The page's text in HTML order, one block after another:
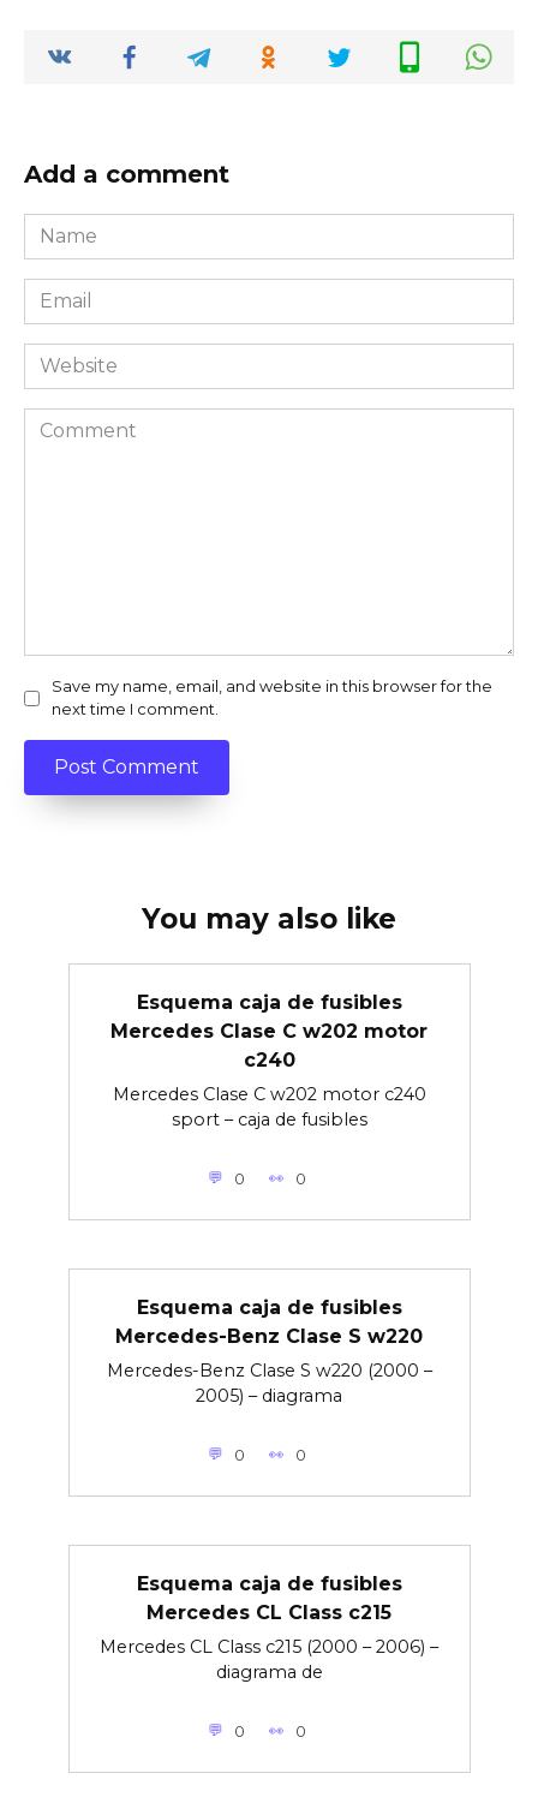
Add a comment
Name
*
Email
*
Website
Comment
Save my name, email, and website in this browser for the
next time I comment.
You may also like
Esquema caja de fusibles
Mercedes Clase C w202 motor
c240
Mercedes Clase C w202 motor c240
sport – caja de fusibles
0 0
Esquema caja de fusibles
Mercedes-Benz Clase S w220
Mercedes-Benz Clase S w220 (2000 –
2005) – diagrama
0 0
Esquema caja de fusibles
Mercedes CL Class c215
Mercedes CL Class c215 (2000 – 2006) –
diagrama de
0 0